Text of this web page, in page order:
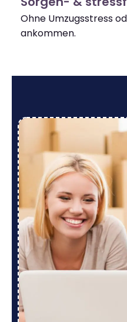
Ohne Umzugsstress
ankommen.